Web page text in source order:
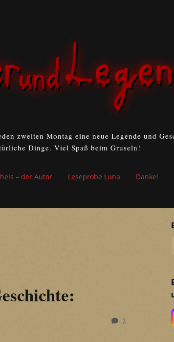
zweiten Montag eine neue Legende und
Dinge. Viel Spaß beim Gruseln!
– der Autor Leseprobe Luna Danke!
2